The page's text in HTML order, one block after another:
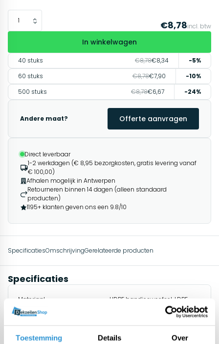
Toestemming Details Over
€8,78incl. btw
In winkelwagen
40 stuks €8,78€8,34
-5%
60 stuks
€8,78€7,90
-10%
500 stuks
€8,78€6,67 -24%
Andere maat? Offerte aanvragen
Direct leverbaar
1-2 werkdagen (€ 8,95 bezorgkosten, gratis levering vanaf
€ 100,00)
Afhalen mogelijk in Antwerpen
Retourneren binnen 14 dagen (alleen standaard
producten)
1195+ klanten geven ons een 9.8/10
SpecificatiesOmschrijvingGerelateerde producten
Specificaties
Materiaal
HDPE bandjesweefsel, LDPE
Gewicht 200 gr/m²